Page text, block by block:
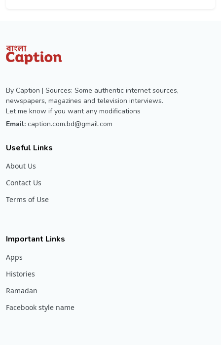
By Caption | Sources: Some authentic internet sources,
newspapers, magazines and television interviews.
Let me know if you want any modifications
Email: caption.com.bd@gmail.com
Useful Links
About Us
Contact Us
Terms of Use
Important Links
Apps
Histories
Ramadan
Facebook style name